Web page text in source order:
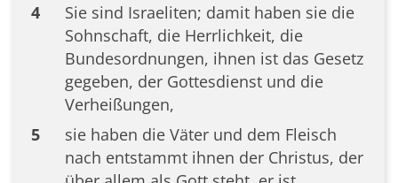
4
Sie sind Israeliten; damit haben sie die
Sohnschaft, die Herrlichkeit, die
Bundesordnungen, ihnen ist das Gesetz
gegeben, der Gottesdienst und die
Verheißungen,
5
sie haben die Väter und dem Fleisch
nach entstammt ihnen der Christus, der